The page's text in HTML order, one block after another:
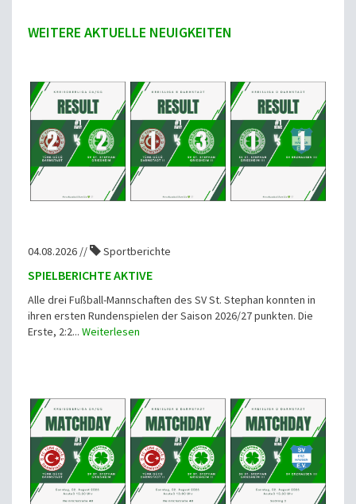
WEITERE AKTUELLE NEUIGKEITEN
04.08.2026 // Sportberichte
SPIELBERICHTE AKTIVE
Alle drei Fußball-Mannschaften des SV St. Stephan konnten in
ihren ersten Rundenspielen der Saison 2026/27 punkten. Die
Erste, 2:2... Weiterlesen